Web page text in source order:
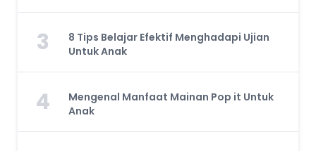
3
8 Tips Belajar Efektif Menghadapi Ujian
Untuk Anak
4
Mengenal Manfaat Mainan Pop it Untuk
Anak